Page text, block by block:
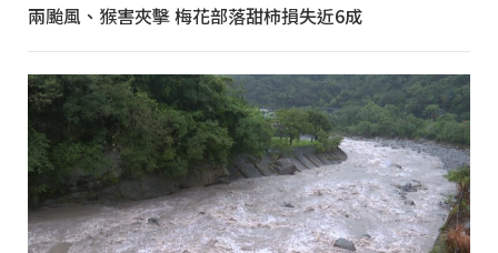
兩颱風、猴害夾擊 梅花部落甜柿損失近6成